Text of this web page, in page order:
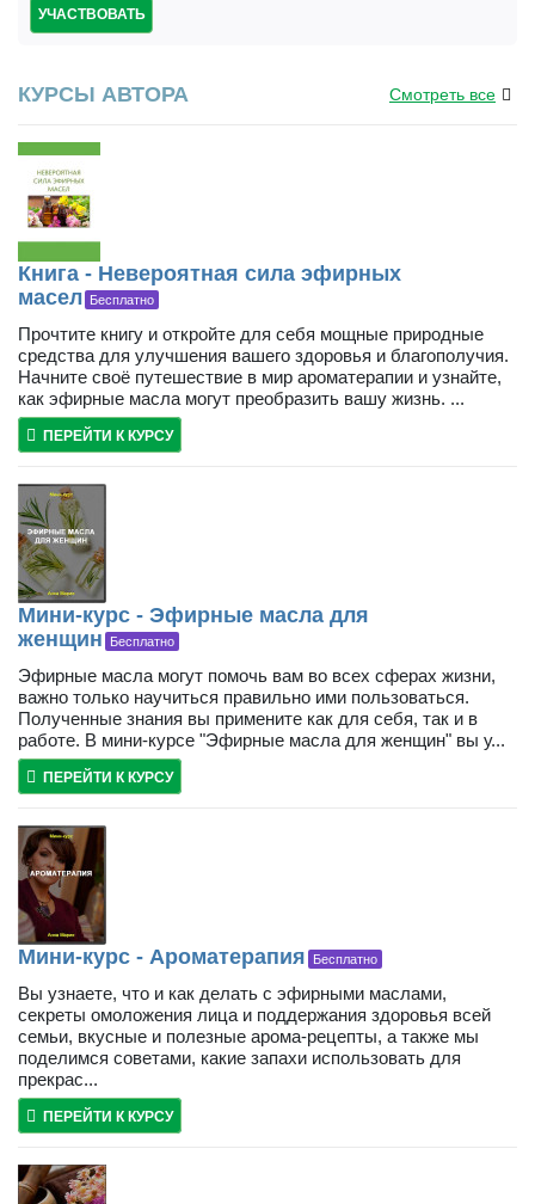
УЧАСТВОВАТЬ
КУРСЫ АВТОРА Смотреть все
Книга - Невероятная сила эфирных
масел Бесплатно
Прочтите книгу и откройте для себя мощные природные
средства для улучшения вашего здоровья и благополучия.
Начните своё путешествие в мир ароматерапии и узнайте,
как эфирные масла могут преобразить вашу жизнь. ...
ПЕРЕЙТИ К КУРСУ
Мини-курс - Эфирные масла для
женщин
Бесплатно
Эфирные масла могут помочь вам во всех сферах жизни,
важно только научиться правильно ими пользоваться.
Полученные знания вы примените как для себя, так и в
работе. В мини-курсе "Эфирные масла для женщин" вы у...
ПЕРЕЙТИ К КУРСУ
Мини-курс - Ароматерапия Бесплатно
Вы узнаете, что и как делать с эфирными маслами,
секреты омоложения лица и поддержания здоровья всей
семьи, вкусные и полезные арома-рецепты, а также мы
поделимся советами, какие запахи использовать для
прекрас...
ПЕРЕЙТИ К КУРСУ